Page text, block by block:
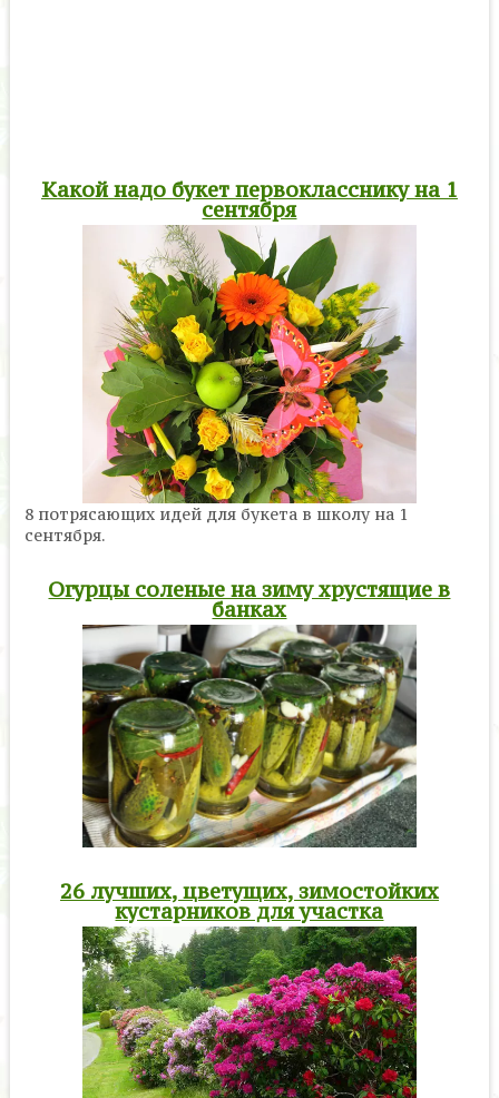
Какой надо букет первокласснику на 1
сентября
8 потрясающих идей для букета в школу на 1
сентября.
Огурцы соленые на зиму хрустящие в
банках
26 лучших, цветущих, зимостойких
кустарников для участка